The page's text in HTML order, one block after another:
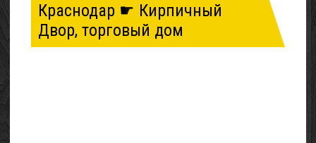
Краснодар ☛ Кирпичный
Двор, торговый дом